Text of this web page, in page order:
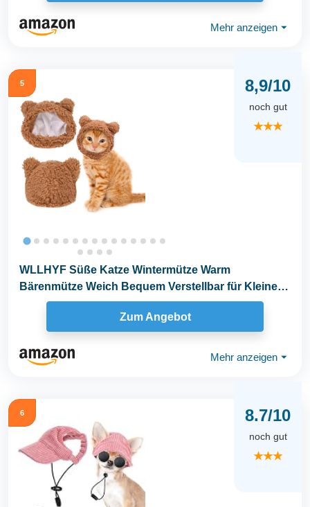
Mehr anzeigen ⏷
5 8,9/10
noch gut
★★★
WLLHYF Süße Katze Wintermütze Warm
Bärenmütze Weich Bequem Verstellbar für Kleine
Haustiere...
Zum Angebot
Mehr anzeigen ⏷
6 8.7/10
noch gut
★★★